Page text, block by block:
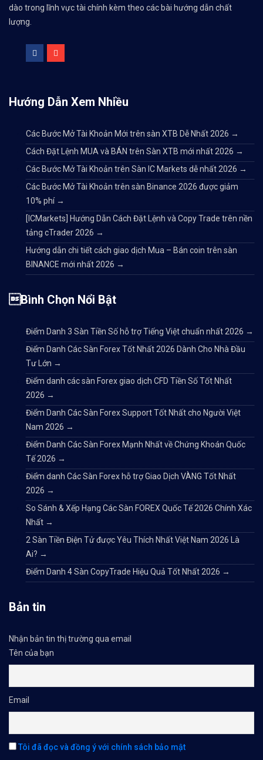
dào trong lĩnh vực tài chính kèm theo các bài hướng dẫn chất
lượng.
Hướng Dẫn Xem Nhiều
Các Bước Mở Tài Khoản Mới trên sàn XTB Dễ Nhất 2026 →
Cách Đặt Lệnh MUA và BÁN trên Sàn XTB mới nhất 2026 →
Các Bước Mở Tài Khoản trên Sàn IC Markets dễ nhất 2026 →
Các Bước Mở Tài Khoản trên sàn Binance 2026 được giảm
10% phí →
[ICMarkets] Hướng Dẫn Cách Đặt Lệnh và Copy Trade trên nền
tảng cTrader 2026 →
Hướng dẫn chi tiết cách giao dịch Mua – Bán coin trên sàn
BINANCE mới nhất 2026 →
Bình Chọn Nổi Bật
Điểm Danh 3 Sàn Tiền Số hỗ trợ Tiếng Việt chuẩn nhất 2026 →
Điểm Danh Các Sàn Forex Tốt Nhất 2026 Dành Cho Nhà Đầu
Tư Lớn →
Điểm danh các sàn Forex giao dịch CFD Tiền Số Tốt Nhất
2026 →
Điểm Danh Các Sàn Forex Support Tốt Nhất cho Người Việt
Nam 2026 →
Điểm Danh Các Sàn Forex Mạnh Nhất về Chứng Khoán Quốc
Tế 2026 →
Điểm danh Các Sàn Forex hỗ trợ Giao Dịch VÀNG Tốt Nhất
2026 →
So Sánh & Xếp Hạng Các Sàn FOREX Quốc Tế 2026 Chính Xác
Nhất →
2 Sàn Tiền Điện Tử được Yêu Thích Nhất Việt Nam 2026 Là
Ai? →
Điểm Danh 4 Sàn CopyTrade Hiệu Quả Tốt Nhất 2026 →
Bản tin
Nhận bản tin thị trường qua email
Tên của bạn
Email
Tôi đã đọc và đồng ý với chính sách bảo mật